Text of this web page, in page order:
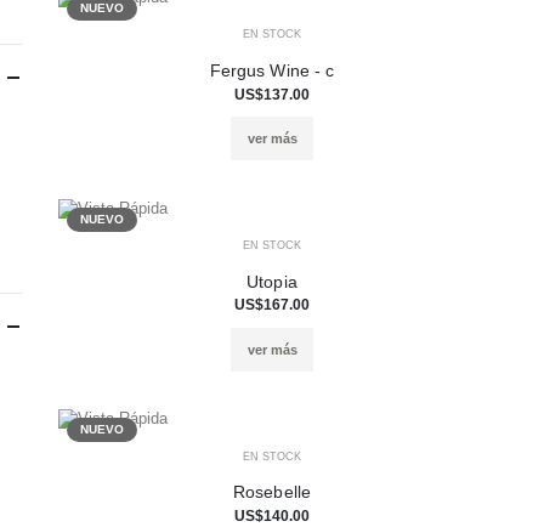
NUEVO
EN STOCK
Fergus Wine - c
US$137.00
ver más
NUEVO
EN STOCK
Utopia
US$167.00
ver más
NUEVO
EN STOCK
Rosebelle
US$140.00